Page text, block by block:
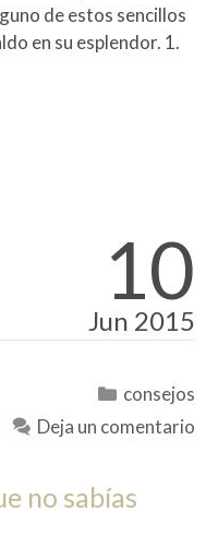
de estos sencillos
en su esplendor. 1.
10
Jun 2015
consejos
Deja un comentario
no sabías